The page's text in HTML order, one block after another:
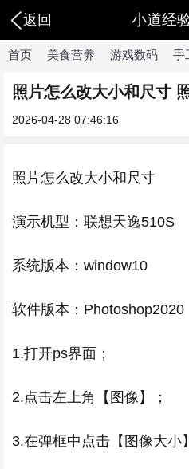
返回 小道经
首页 美食营养 游戏数码 手
照片怎么改大小和尺寸
2026-04-28 07:46:16
照片怎么改大小和尺寸
演示机型：联想天逸510S
系统版本：window10
软件版本：Photoshop2020
1.打开ps界面；
2.点击左上角【图像】；
3.在弹框中点击【图像大小